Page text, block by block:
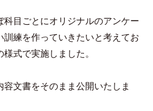
目ごとにオリジナルのアンケー
訓練を作っていきたいと考えてお
式で実施しました。
文書をそのまま公開いたしま